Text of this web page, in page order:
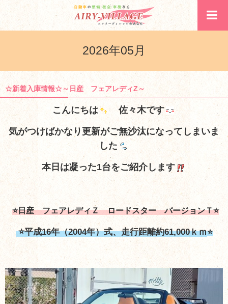
2026年05月
☆新着入庫情報☆～日産 フェアレディZ～
こんにちは 佐々木です
気がつけばかなり更新がご無沙汰になってしまいま
した
本日は凝った1台をご紹介します
⭐日産 フェアレディＺ ロードスター バージョンＴ⭐
⭐平成16年（2004年）式、走行距離約61,000ｋｍ⭐